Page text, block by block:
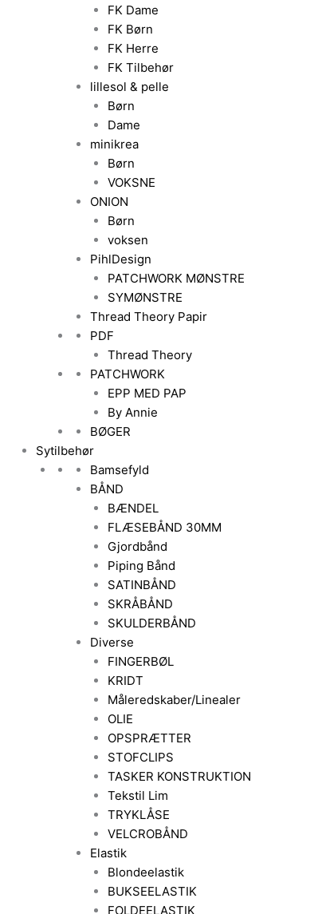
FK Dame
FK Børn
FK Herre
FK Tilbehør
lillesol & pelle
Børn
Dame
minikrea
Børn
VOKSNE
ONION
Børn
voksen
PihlDesign
PATCHWORK MØNSTRE
SYMØNSTRE
Thread Theory Papir
PDF
Thread Theory
PATCHWORK
EPP MED PAP
By Annie
BØGER
Sytilbehør
Bamsefyld
BÅND
BÆNDEL
FLÆSEBÅND 30MM
Gjordbånd
Piping Bånd
SATINBÅND
SKRÅBÅND
SKULDERBÅND
Diverse
FINGERBØL
KRIDT
Måleredskaber/Linealer
OLIE
OPSPRÆTTER
STOFCLIPS
TASKER KONSTRUKTION
Tekstil Lim
TRYKLÅSE
VELCROBÅND
Elastik
Blondeelastik
BUKSEELASTIK
FOLDEELASTIK